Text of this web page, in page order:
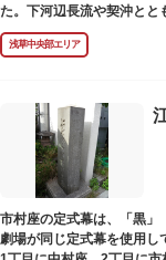
た。下河辺長流や契沖とと
浅草中央部エリア
市村座の定式幕は、「黒」
劇場が同じ定式幕を使用し